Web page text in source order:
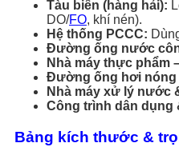
Tàu biển (hàng hải):
DO/FO, khí nén).
Hệ thống PCCC:
Đường ống nước
Nhà máy thực phẩm
Đường ống hơi nóng
Nhà máy xử lý nước
Công trình dân dụng
Bảng kích thước &